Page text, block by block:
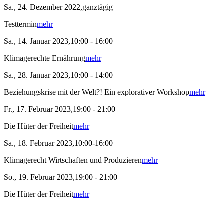
Sa., 24. Dezember 2022,ganztägig
Testterminmehr
Sa., 14. Januar 2023,10:00 - 16:00
Klimagerechte Ernährungmehr
Sa., 28. Januar 2023,10:00 - 14:00
Beziehungskrise mit der Welt?! Ein explorativer Workshopmehr
Fr., 17. Februar 2023,19:00 - 21:00
Die Hüter der Freiheitmehr
Sa., 18. Februar 2023,10:00-16:00
Klimagerecht Wirtschaften und Produzierenmehr
So., 19. Februar 2023,19:00 - 21:00
Die Hüter der Freiheitmehr